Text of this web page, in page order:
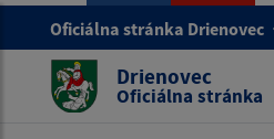
Oficiálna stránka Drienovec
Drienovec
Oficiálna stránka